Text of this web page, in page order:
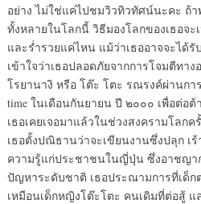
อย่าง ไม่ใช่แค่ไปชมวิวทิวทัศน์นะคะ ถ้
ทั้งหลายในโลกนี้ วิธีมองโลกของเธอจะ
และร่ำรวยแค่ไหน แม้ว่าเธออาจจะได้
เข้าใจว่าเธอปลอดภัยจากการโจมตีทา
โรยานางิ หรือ โต๊ะ โตะ รณรงค์ผ่านกา
time ในเดือนกันยายน ปี ๒๐๐๐ เพื่อต่อ
เธอเคยเจอมาแล้วในช่วงสงครามโลกค
เธอตั้งปณิธานว่าจะเขียนงานซึ่งปลุก เ
ความรู้แก่ประชาชนในญี่ปุ่น ซึ่งอาชญา
ปัญหาระดับชาติ เธอประณามการที่เด็ก
เหมือนเด็กหญิงโต๊ะโตะ คนเดิมที่ต่อสู้